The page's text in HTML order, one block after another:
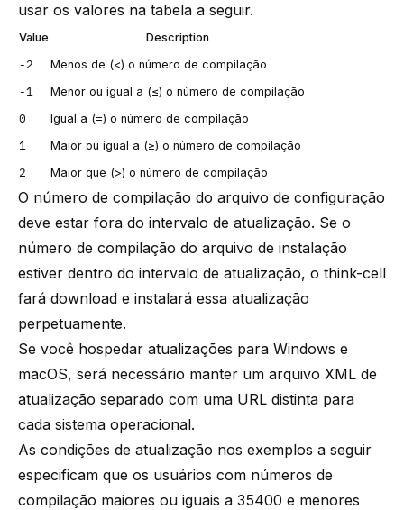
usar os valores na tabela a seguir.
Value Description
-2 Menos de (<) o número de compilação
-1 Menor ou igual a (≤) o número de compilação
0 Igual a (=) o número de compilação
1 Maior ou igual a (≥) o número de compilação
2 Maior que (>) o número de compilação
O número de compilação do arquivo de configuração
deve estar fora do intervalo de atualização. Se o
número de compilação do arquivo de instalação
estiver dentro do intervalo de atualização, o think-cell
fará download e instalará essa atualização
perpetuamente.
Se você hospedar atualizações para Windows e
macOS, será necessário manter um arquivo XML de
atualização separado com uma URL distinta para
cada sistema operacional.
As condições de atualização nos exemplos a seguir
especificam que os usuários com números de
compilação maiores ou iguais a 35400 e menores